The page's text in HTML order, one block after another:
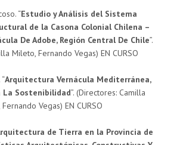
“Estudio y Análisis del Sistema
de la Casona Colonial Chilena –
De Adobe, Región Central De Chile”.
Mileto, Fernando Vegas) EN CURSO
Arquitectura Vernácula Mediterránea,
La Sostenibilidad”. (Directores: Camilla
Vegas) EN CURSO
de Tierra en la Provincia de